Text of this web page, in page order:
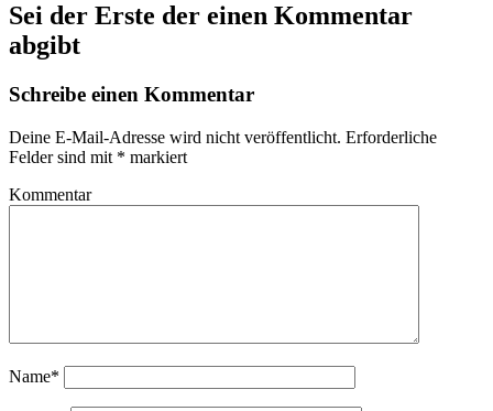
Sei der Erste der einen Kommentar
abgibt
Schreibe einen Kommentar
Deine E-Mail-Adresse wird nicht veröffentlicht. Erforderliche
Felder sind mit * markiert
Kommentar
Name*